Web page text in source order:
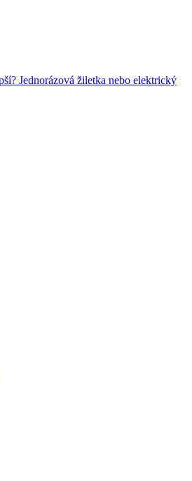
Jednorázová žiletka nebo elektrický